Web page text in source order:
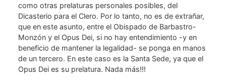
como otras prelaturas personales posibles, del
Dicasterio para el Clero. Por lo tanto, no es de extrañar,
que en este asunto, entre el Obispado de Barbastro-
Monzón y el Opus Dei, si no hay entendimiento -y en
beneficio de mantener la legalidad- se ponga en manos
de un tercero. En este caso es la Santa Sede, ya que el
Opus Dei es su prelatura. Nada más!!!